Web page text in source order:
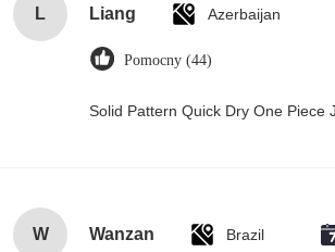
L Liang Azerbaijan
Pomocny (44)
Solid Pattern Quick Dry One Piece
W Wanzan Brazil